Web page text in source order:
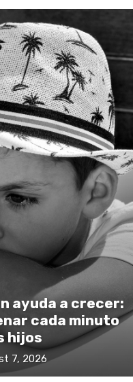
ayuda a crecer:
cada minuto
hijos
7, 2026